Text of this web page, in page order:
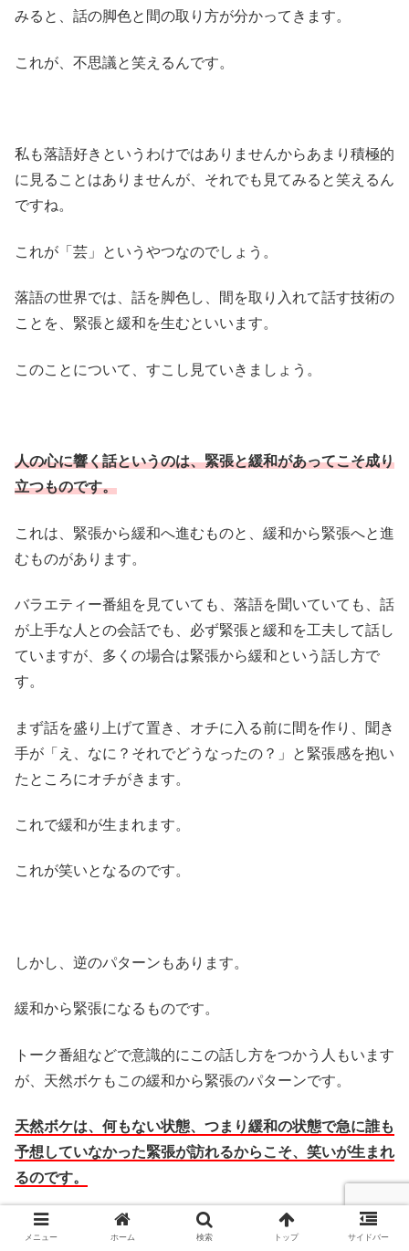
みると、話の脚色と間の取り方が分かってきます。
これが、不思議と笑えるんです。
私も落語好きというわけではありませんからあまり積極的
に見ることはありませんが、それでも見てみると笑えるん
ですね。
これが「芸」というやつなのでしょう。
落語の世界では、話を脚色し、間を取り入れて話す技術の
ことを、緊張と緩和を生むといいます。
このことについて、すこし見ていきましょう。
人の心に響く話というのは、緊張と緩和があってこそ成り
立つものです。
これは、緊張から緩和へ進むものと、緩和から緊張へと進
むものがあります。
バラエティー番組を見ていても、落語を聞いていても、話
が上手な人との会話でも、必ず緊張と緩和を工夫して話し
ていますが、多くの場合は緊張から緩和という話し方で
す。
まず話を盛り上げて置き、オチに入る前に間を作り、聞き
手が「え、なに？それでどうなったの？」と緊張感を抱い
たところにオチがきます。
これで緩和が生まれます。
これが笑いとなるのです。
しかし、逆のパターンもあります。
緩和から緊張になるものです。
トーク番組などで意識的にこの話し方をつかう人もいます
が、天然ボケもこの緩和から緊張のパターンです。
天然ボケは、何もない状態、つまり緩和の状態で急に誰も
予想していなかった緊張が訪れるからこそ、笑いが生まれ
るのです。
メニュー ホーム 検索 トップ サイドバー